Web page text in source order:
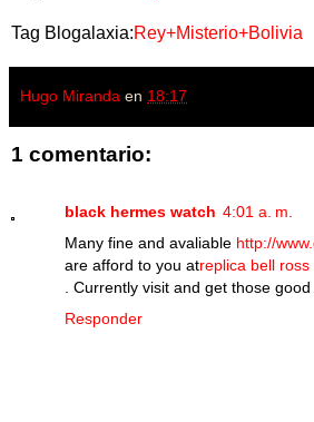
Tag Blogalaxia:Rey+Misterio+Bolivia
Hugo Miranda en 18:17
1 comentario:
black hermes watch 4:01 a. m.
Many fine and avaliable http://
are afford to you atreplica bell ross
. Currently visit and get those good
Responder